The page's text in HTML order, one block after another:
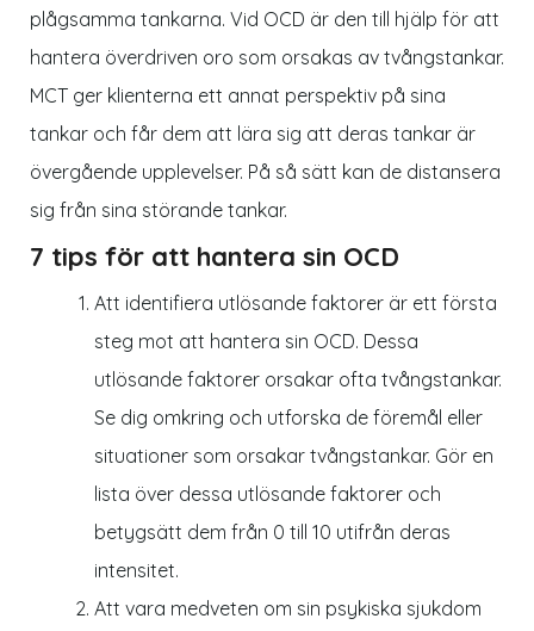
plågsamma tankarna. Vid OCD är den till hjälp för att
hantera överdriven oro som orsakas av tvångstankar.
MCT ger klienterna ett annat perspektiv på sina
tankar och får dem att lära sig att deras tankar är
övergående upplevelser. På så sätt kan de distansera
sig från sina störande tankar.
7 tips för att hantera sin OCD
Att identifiera utlösande faktorer är ett första
steg mot att hantera sin OCD. Dessa
utlösande faktorer orsakar ofta tvångstankar.
Se dig omkring och utforska de föremål eller
situationer som orsakar tvångstankar. Gör en
lista över dessa utlösande faktorer och
betygsätt dem från 0 till 10 utifrån deras
intensitet.
Att vara medveten om sin psykiska sjukdom